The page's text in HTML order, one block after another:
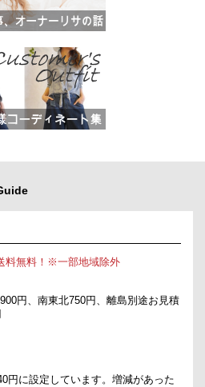
料無料！※一部地域除外
円、南東北750円、離島別途お見積
円に設定しています。増減があった